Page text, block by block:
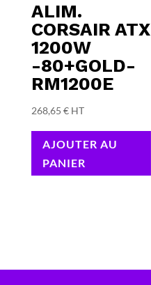
ALIM.
CORSAIR ATX
1200W
-80+GOLD-
RM1200E
268,65 € HT
AJOUTER AU
PANIER